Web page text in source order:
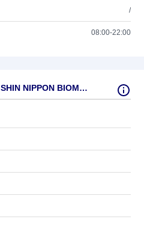
/
08:00-22:00
Fundamentale Kennzahlen SHIN NIPPON BIOMED.LAB.